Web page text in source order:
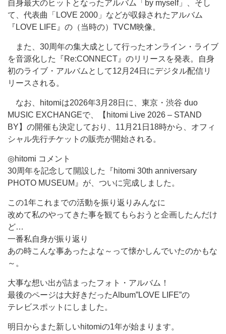
自身最大のヒットとなったアルバム「by myself」、そし
て、代表曲「LOVE 2000」などが収録されたアルバム
『LOVE LIFE』の（当時の）TVCM映像。
また、30周年の集大成として行ったオンライン・ライブ
を音源化した『Re:CONNECT』のリリースを発表。自身
初のライブ・アルバムとして12月24日にデジタル配信リ
リースされる。
なお、hitomiは2026年3月28日に、東京・渋谷 duo
MUSIC EXCHANGEで、【hitomi Live 2026 – STAND
BY】の開催も決定しており、11月21日18時から、オフィ
シャル先行チケットの販売が開始される。
◎hitomi コメント
30周年を記念して開設した『hitomi 30th anniversary
PHOTO MUSEUM』が、ついに完成しました。
この1年これまでの活動を振り返りみんなに
改めて私のやってきた事を観てもらおうと企画したんだけ
ど…
一番私自身が振り返り
あの時こんな事あったよな～って懐かしんでいたのかもな
～。
大事な想い出が詰まったフォト・アルバム！
最後のページは大好きだったAlbum”LOVE LIFE”の
テレビスポットにしました。
明日からまた新しいhitomiの1年が始まります。